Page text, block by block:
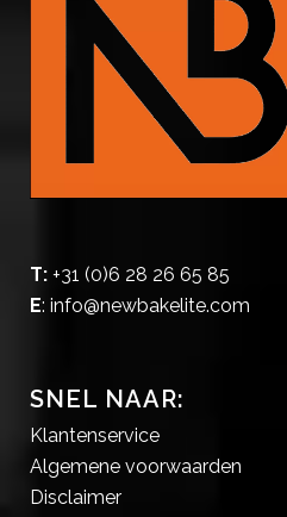
T: +31 (0)6 28 26 65 85
E: info@newbakelite.com
SNEL NAAR:
Klantenservice
Algemene voorwaarden
Disclaimer